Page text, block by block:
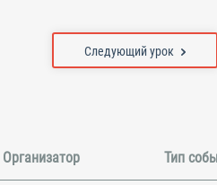
Следующий урок
Организатор Тип